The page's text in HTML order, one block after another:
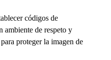
códigos de
ambiente de respeto y
proteger la imagen de